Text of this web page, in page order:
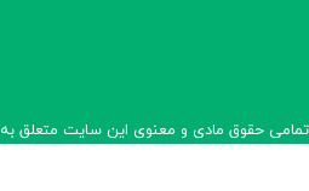
تمامی حقوق مادی و معنوی این سایت متعلق به